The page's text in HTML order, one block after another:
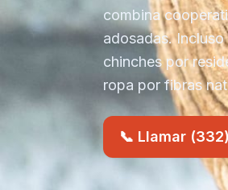
combina
adosadas.
chinches por
ropa por fibras
📞 Llamar